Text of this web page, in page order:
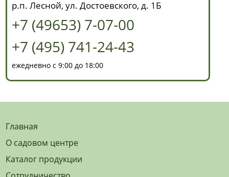
р.п. Лесной, ул. Достоевского, д. 1Б
+7 (49653) 7-07-00
+7 (495) 741-24-43
ежедневно с 9:00 до 18:00
Главная
О садовом центре
Каталог продукции